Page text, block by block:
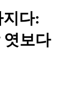
다:
엿보다